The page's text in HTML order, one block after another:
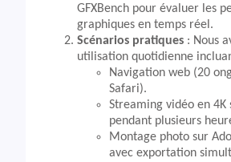
GFXBench pour évaluer les
graphiques en temps réel.
Scénarios pratiques : Nous
utilisation quotidienne
Navigation web (20
Safari).
Streaming vidéo en 4K
pendant plusieurs
Montage photo sur
avec exportation